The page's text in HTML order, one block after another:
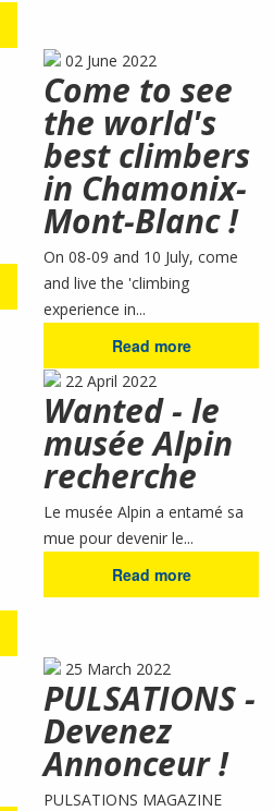
02 June 2022
Come to see
the world's
best climbers
in Chamonix-
Mont-Blanc !
On 08-09 and 10 July, come
and live the 'climbing
experience in...
Read more
22 April 2022
Wanted - le
musée Alpin
recherche
Le musée Alpin a entamé sa
mue pour devenir le...
Read more
25 March 2022
PULSATIONS -
Devenez
Annonceur !
PULSATIONS MAGAZINE